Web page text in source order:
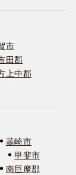
市
田郡
上中郡
韮崎市
甲斐市
南巨摩郡